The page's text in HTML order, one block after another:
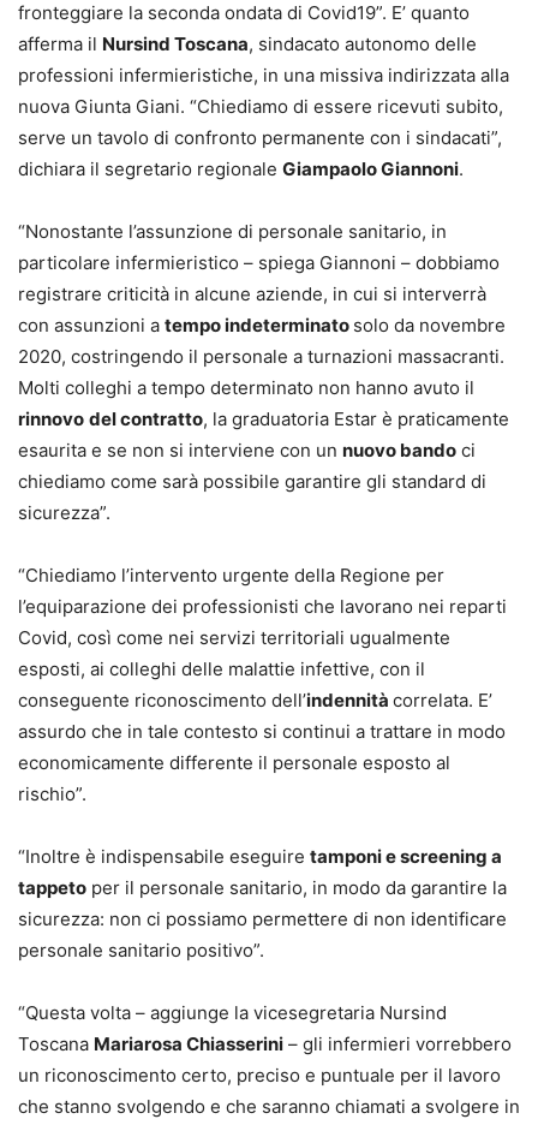
fronteggiare la seconda ondata di Covid19”. E’ quanto
afferma il Nursind Toscana, sindacato autonomo delle
professioni infermieristiche, in una missiva indirizzata alla
nuova Giunta Giani. “Chiediamo di essere ricevuti subito,
serve un tavolo di confronto permanente con i sindacati”,
dichiara il segretario regionale Giampaolo Giannoni.
“Nonostante l’assunzione di personale sanitario, in
particolare infermieristico – spiega Giannoni – dobbiamo
registrare criticità in alcune aziende, in cui si interverrà
con assunzioni a tempo indeterminato solo da novembre
2020, costringendo il personale a turnazioni massacranti.
Molti colleghi a tempo determinato non hanno avuto il
rinnovo del contratto, la graduatoria Estar è praticamente
esaurita e se non si interviene con un nuovo bando ci
chiediamo come sarà possibile garantire gli standard di
sicurezza”.
“Chiediamo l’intervento urgente della Regione per
l’equiparazione dei professionisti che lavorano nei reparti
Covid, così come nei servizi territoriali ugualmente
esposti, ai colleghi delle malattie infettive, con il
conseguente riconoscimento dell’indennità correlata. E’
assurdo che in tale contesto si continui a trattare in modo
economicamente differente il personale esposto al
rischio”.
“Inoltre è indispensabile eseguire tamponi e screening a
tappeto per il personale sanitario, in modo da garantire la
sicurezza: non ci possiamo permettere di non identificare
personale sanitario positivo”.
“Questa volta – aggiunge la vicesegretaria Nursind
Toscana Mariarosa Chiasserini – gli infermieri vorrebbero
un riconoscimento certo, preciso e puntuale per il lavoro
che stanno svolgendo e che saranno chiamati a svolgere in